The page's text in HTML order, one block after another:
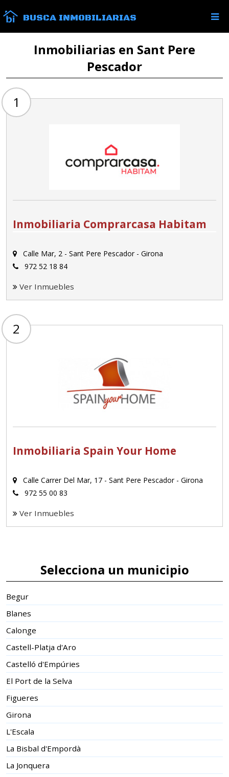
BUSCA INMOBILIARIAS
Inmobiliarias en Sant Pere
Pescador
1
Inmobiliaria Comprarcasa Habitam
Calle Mar, 2 - Sant Pere Pescador - Girona
972 52 18 84
Ver Inmuebles
2
Inmobiliaria Spain Your Home
Calle Carrer Del Mar, 17 - Sant Pere Pescador - Girona
972 55 00 83
Ver Inmuebles
Selecciona un municipio
Begur
Blanes
Calonge
Castell-Platja d'Aro
Castelló d'Empúries
El Port de la Selva
Figueres
Girona
L'Escala
La Bisbal d'Empordà
La Jonquera